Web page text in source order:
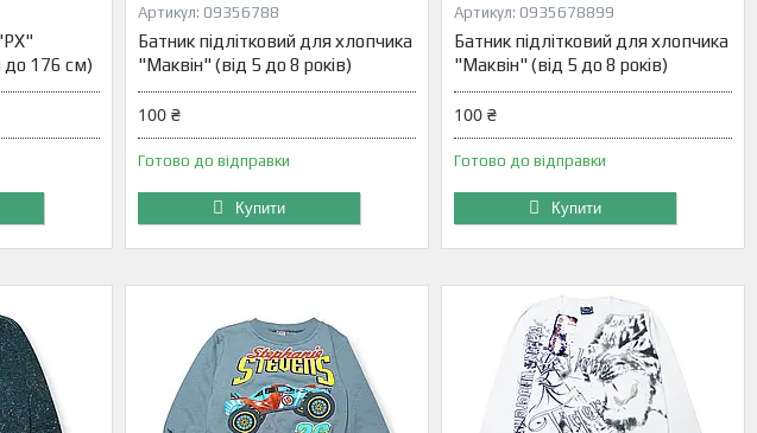
до 176 см)
09356788
Батник підлітковий для хлопчика
"Маквін" (від 5 до 8 років)
100 ₴
Готово до відправки
Купити
0935678899
Батник підлітковий для хлопчика
"Маквін" (від 5 до 8 років)
100 ₴
Готово до відправки
Купити